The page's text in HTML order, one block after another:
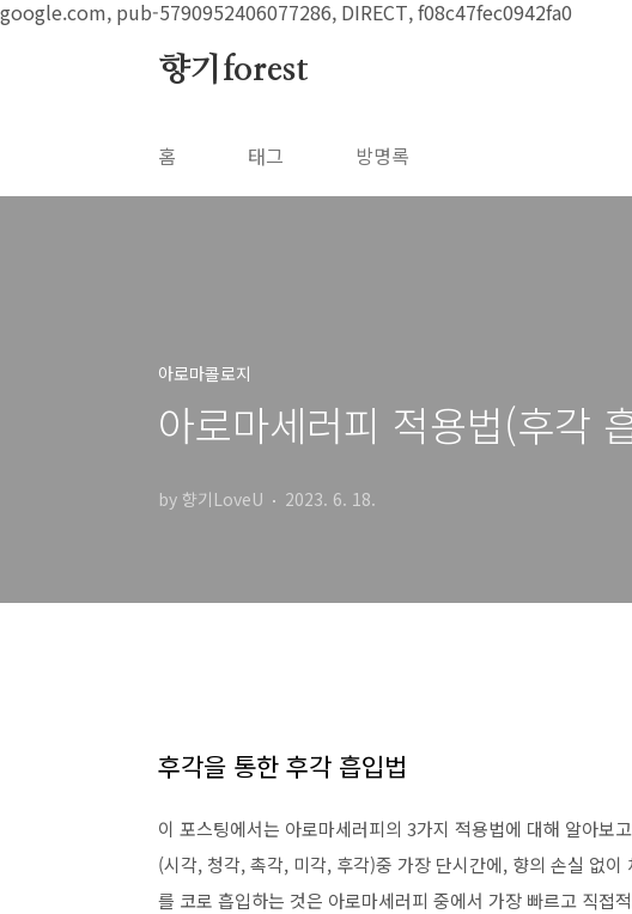
google.com, pub-5790952406077286, DIRECT, f08c47fec0942fa0
본문 바로가기
향기forest
홈 태그 방명록
아로마콜로지
아로마세러피 적용법(후각
by 향기LoveU 2023. 6. 18.
후각을 통한 후각 흡입법
이 포스팅에서는 아로마세러피의 3가지 적용법에 대해 알아보
(시각, 청각, 촉각, 미각, 후각)중 가장 단시간에, 향의 손실 없
를 코로 흡입하는 것은 아로마세러피 중에서 가장 빠르고 직접